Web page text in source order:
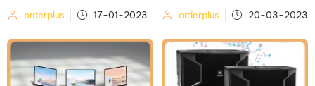
orderplus 17-01-2023 orderplus 20-03-2023